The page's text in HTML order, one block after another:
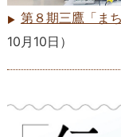
第８期三鷹「ま
10月10日 ）